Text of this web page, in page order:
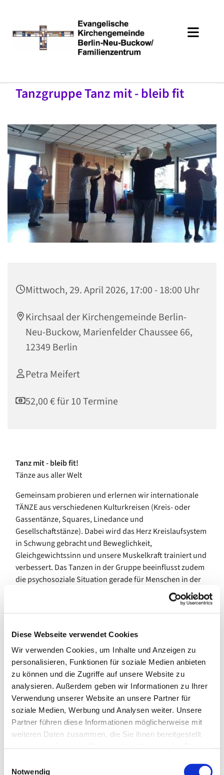
Diese Webseite verwendet Cookies
Wir verwenden Cookies, um Inhalte und Anzeigen zu
personalisieren, Funktionen für soziale Medien anbieten
zu können und die Zugriffe auf unsere Website zu
analysieren. Außerdem geben wir Informationen zu Ihrer
Verwendung unserer Website an unsere Partner für
soziale Medien, Werbung und Analysen weiter. Unsere
Partner führen diese Informationen möglicherweise mit
weiteren Daten zusammen, die Sie ihnen bereitgestellt
Notwendig
Tanzgruppe Tanz mit - bleib fit
Mittwoch, 29. April 2026, 17:00 - 18:00 Uhr
Kirchsaal der Kirchengemeinde Berlin-
Neu-Buckow, Marienfelder Chaussee 66,
12349 Berlin
Petra Meifert
52,00 € für 10 Termine
Tanz mit - bleib fit!
Tänze aus aller Welt
Gemeinsam probieren und erlernen wir internationale
TÄNZE aus verschiedenen Kulturkreisen (Kreis- oder
Gassentänze, Squares, Linedance und
Gesellschaftstänze). Dabei wird das Herz Kreislaufsystem
in Schwung gebracht und Beweglichkeit,
Gleichgewichtssinn und unsere Muskelkraft trainiert und
verbessert. Das Tanzen in der Gruppe beeinflusst zudem
die psychosoziale Situation gerade für Menschen in der
zweiten Lebenshälfte positiv. Die Kombination von
Bewegung und Gedächtnistraining im Zusammenspiel
mit Musik und Rhythmus stellt ein hervorragendes
Bitte melden Sie sich vorab bei uns an!
Wir freuen uns auf Sie.
Informationen und Anmeldung unter:
Ev. Familienbildung/ Familienzentren
Maria-M. Hankewitz
Tel.: 01512-167 17 89
Email: fambikurse@evkf.de